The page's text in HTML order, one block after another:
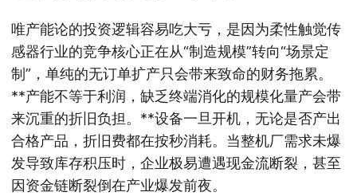
唯产能论的投资逻辑容易吃大亏，是因为柔性触觉传
感器行业的竞争核心正在从“制造规模”转向“场景定
制”，单纯的无订单扩产只会带来致命的财务拖累。
**产能不等于利润，缺乏终端消化的规模化量产会带
来沉重的折旧负担。**设备一旦开机，无论是否产出
合格产品，折旧费都在按秒消耗。当整机厂需求未爆
发导致库存积压时，企业极易遭遇现金流断裂，甚至
因资金链断裂倒在产业爆发前夜。